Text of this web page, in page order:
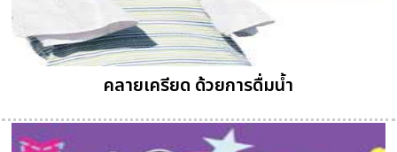
คลายเครียด ด้วยการดื่มน้ำ